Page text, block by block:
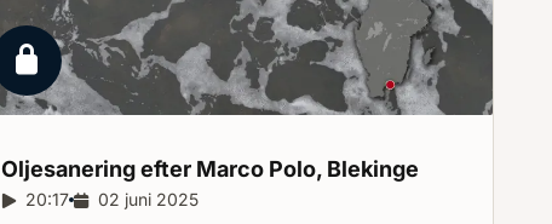
Låst reportage
Oljesanering efter Marco Polo, Blekinge
Reportagelängd:
20:17 Releasedatum:
02 juni 2025